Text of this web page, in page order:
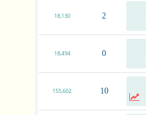
2
18,130
0
18,494
10
155,602